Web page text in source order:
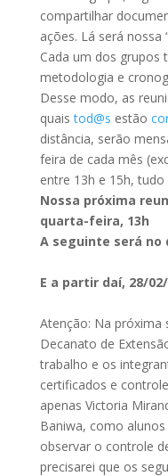
compartilhar
ações. Lá será nossa
Cada um dos grupos
metodologia e
Desse modo, as
quaistod@s estão
distância, serão
feira de cada mês
entre 13h e 15h, tudo
Nossa próxima
quarta-feira, 13h
A seguinte será no
E a partir daí, 28/
Atenção: Na próxima
Decanato de
trabalho e os
certificados e
apenas Victoria
Baniwa, como
observar o controle
precisarei que os